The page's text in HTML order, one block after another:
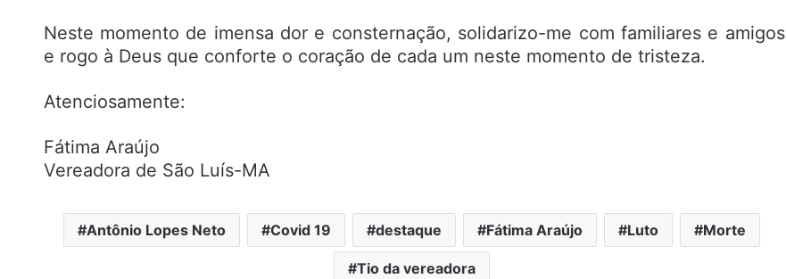
Neste momento de imensa dor e consternação, solidarizo-me com familiares e amigos
e rogo à Deus que conforte o coração de cada um neste momento de tristeza.
Atenciosamente:
Fátima Araújo
Vereadora de São Luís-MA
Antônio Lopes Neto Covid 19 destaque Fátima Araújo Luto Morte
Tio da vereadora